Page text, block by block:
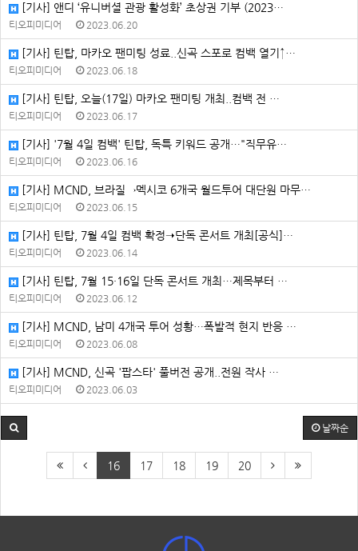
[기사] 앤디 ‘유니버셜 관광 활성화’ 초상권 기부 (2023…
티오피미디어 2023.06.20
[기사] 틴탑, 마카오 팬미팅 성료..신곡 스포로 컴백 열기↑…
티오피미디어 2023.06.18
[기사] 틴탑, 오늘(17일) 마카오 팬미팅 개최..컴백 전 …
티오피미디어 2023.06.17
[기사] '7월 4일 컴백' 틴탑, 독특 키워드 공개⋯"직무유…
티오피미디어 2023.06.16
[기사] MCND, 브라질→멕시코 6개국 월드투어 대단원 마무…
티오피미디어 2023.06.15
[기사] 틴탑, 7월 4일 컴백 확정➝단독 콘서트 개최[공식]…
티오피미디어 2023.06.14
[기사] 틴탑, 7월 15·16일 단독 콘서트 개최…제목부터 …
티오피미디어 2023.06.12
[기사] MCND, 남미 4개국 투어 성황…폭발적 현지 반응 …
티오피미디어 2023.06.08
[기사] MCND, 신곡 '팝스타' 풀버전 공개..전원 작사 …
티오피미디어 2023.06.03
날짜순
16 17 18 19 20